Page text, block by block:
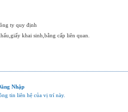
ty quy định
khai sinh,bằng cấp liên quan.
Nhập
tin liên hệ của vị trí này.